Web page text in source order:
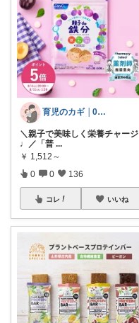
育児のカギ │0歳からの必須アイテム
＼親子で美味しく栄養チャージ
♩／ ​「普 ...
￥ 1,512～
0 0 136
コレ いいね